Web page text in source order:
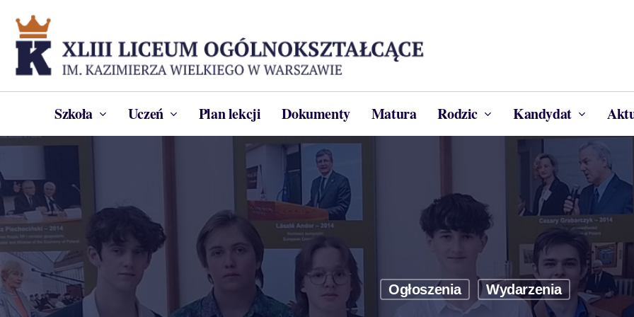
main
content
Szkoła Uczeń Plan lekcji Dokumenty Matura Rodzic Kandydat
Ogłoszenia Wydarzenia